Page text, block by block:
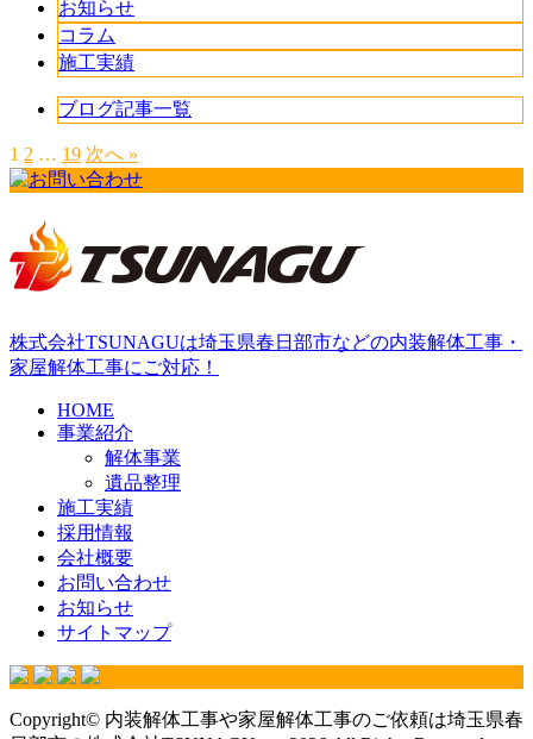
お知らせ
コラム
施工実績
ブログ記事一覧
1 2 … 19 次へ »
株式会社TSUNAGUは埼玉県春日部市などの内装解体工事・
家屋解体工事にご対応！
HOME
事業紹介
解体事業
遺品整理
施工実績
採用情報
会社概要
お問い合わせ
お知らせ
サイトマップ
Copyright© 内装解体工事や家屋解体工事のご依頼は埼玉県春